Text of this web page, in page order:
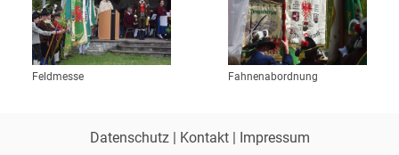
Feldmesse Fahnenabordnung
Datenschutz| Kontakt| Impressum